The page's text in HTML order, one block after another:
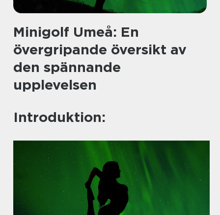
Minigolf Umeå: En
övergripande översikt av
den spännande
upplevelsen
Introduktion: